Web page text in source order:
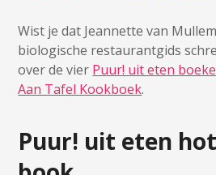
Wist je dat Jeannette van
biologische restaurantgids
over de vier Puur! uit eten
Aan Tafel Kookboek.
Puur! uit eten